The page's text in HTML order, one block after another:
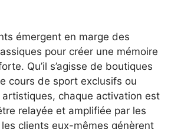
émergent en marge des
pour créer une mémoire
Qu’il s’agisse de boutiques
cours de sport exclusifs ou
artistiques, chaque activation est
relayée et amplifiée par les
clients eux-mêmes génèrent